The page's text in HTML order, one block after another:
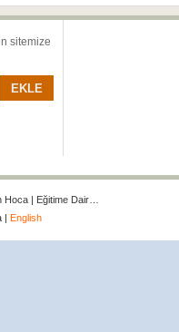
sitemize
| Eğitime Dair…
| English